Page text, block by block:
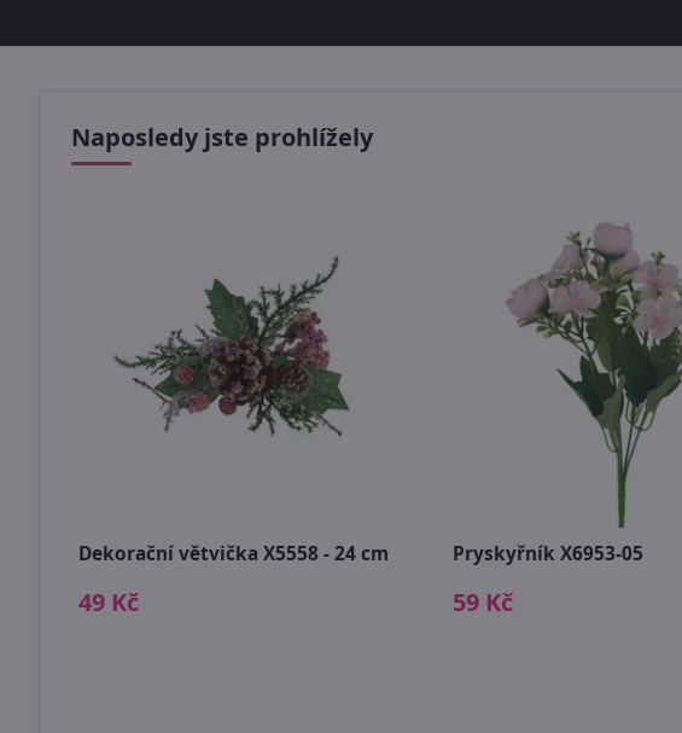
Naposledy jste prohlížely
Dekorační větvička X5558 - 24 cm
49 Kč
Pryskyřník X6953-05
59 Kč